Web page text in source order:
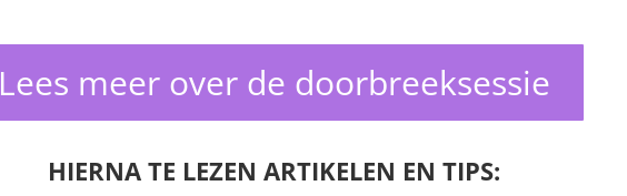
Lees meer over de doorbreeksessie
HIERNA TE LEZEN ARTIKELEN EN TIPS: